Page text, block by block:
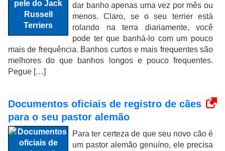
dar banho apenas uma vez por mês ou
menos. Claro, se o seu terrier está
rolando na terra diariamente, você
pode ter que banhá-lo com um pouco
mais de frequência. Banhos curtos e mais frequentes são
melhores do que banhos longos e pouco frequentes.
Pegue […]
Documentos oficiais de registro de cães
para o seu pastor alemão
Para ter certeza de que seu novo cão é
um pastor alemão genuíno, ele precisa